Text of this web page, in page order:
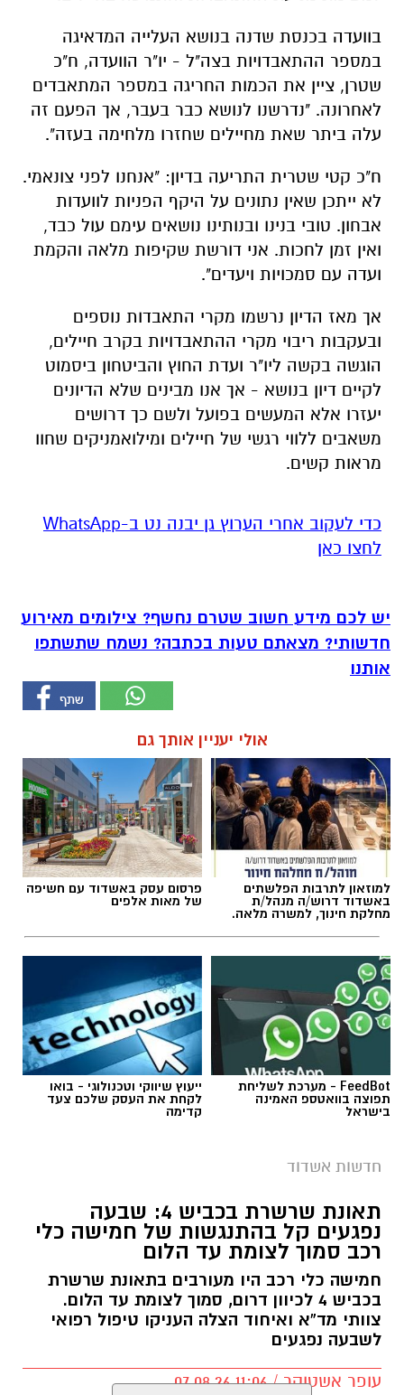
בוועדה בכנסת שדנה בנושא העלייה המדאיגה
במספר ההתאבדויות בצה"ל - יו"ר הוועדה, ח"כ
שטרן, ציין את הכמות החריגה במספר המתאבדים
לאחרונה. "נדרשנו לנושא כבר בעבר, אך הפעם זה
עלה ביתר שאת מחיילים שחזרו מלחימה בעזה".
ח"כ קטי שטרית התריעה בדיון: "אנחנו לפני צונאמי.
לא ייתכן שאין נתונים על היקף הפניות לוועדות
אבחון. טובי בנינו ובנותינו נושאים עימם עול כבד,
ואין זמן לחכות. אני דורשת שקיפות מלאה והקמת
ועדה עם סמכויות ויעדים".
אך מאז הדיון נרשמו מקרי התאבדות נוספים
ובעקבות ריבוי מקרי ההתאבדויות בקרב חיילים,
הוגשה בקשה ליו"ר ועדת החוץ והביטחון ביסמוט
לקיים דיון בנושא - אך אנו מבינים שלא הדיונים
יעזרו אלא המעשים בפועל ולשם כך דרושים
משאבים ללווי רגשי של חיילים ומילואמניקים שחוו
מראות קשים.
‏כדי לעקוב אחרי הערוץ גן יבנה נט ב-WhatsApp
לחצו כאן
יש לכם מידע חשוב שטרם נחשף? צילומים מאירוע
חדשותי? מצאתם טעות בכתבה? נשמח שתשתפו
אותנו
אולי יעניין אותך גם
למוזאון לתרבות הפלשתים
באשדוד דרוש/ה מנהל/ת
מחלקת חינוך, למשרה מלאה.
פרסום עסק באשדוד עם חשיפה
של מאות אלפים
FeedBot - מערכת לשליחת
תפוצה בוואטספ האמינה
בישראל
ייעוץ שיווקי וטכנולוגי - בואו
לקחת את העסק שלכם צעד
קדימה
חדשות אשדוד
תאונת שרשרת בכביש 4: שבעה
נפגעים קל בהתנגשות של חמישה כלי
רכב סמוך לצומת עד הלום
חמישה כלי רכב היו מעורבים בתאונת שרשרת
בכביש 4 לכיוון דרום, סמוך לצומת עד הלום.
צוותי מד”א ואיחוד הצלה העניקו טיפול רפואי
לשבעה נפגעים
עופר אשטוקר / 11:06 07.08.26